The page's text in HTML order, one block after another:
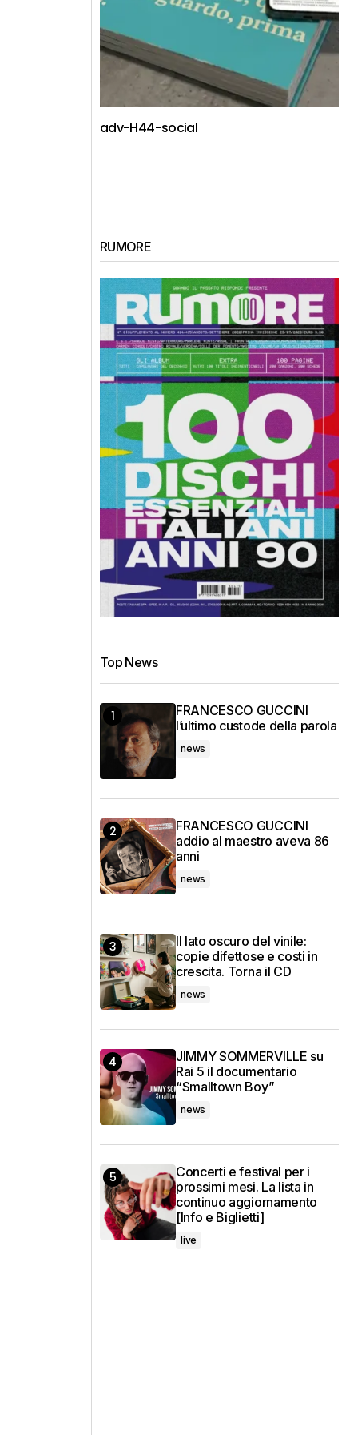
adv-H44-social
RUMORE
Top News
FRANCESCO GUCCINI
l’ultimo custode della parola
news
FRANCESCO GUCCINI
addio al maestro aveva 86
anni
news
Il lato oscuro del vinile:
copie difettose e costi in
crescita. Torna il CD
news
JIMMY SOMMERVILLE su
Rai 5 il documentario
“Smalltown Boy”
news
Concerti e festival per i
prossimi mesi. La lista in
continuo aggiornamento
[Info e Biglietti]
live